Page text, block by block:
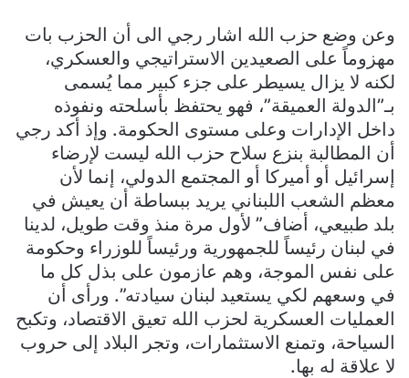
وعن وضع حزب الله اشار رجي الى أن الحزب بات
مهزوماً على الصعيدين الاستراتيجي والعسكري،
لكنه لا يزال يسيطر على جزء كبير مما يُسمى
بـ”الدولة العميقة”، فهو يحتفظ بأسلحته ونفوذه
داخل الإدارات وعلى مستوى الحكومة. وإذ أكد رجي
أن المطالبة بنزع سلاح حزب الله ليست لإرضاء
إسرائيل أو أميركا أو المجتمع الدولي، إنما لأن
معظم الشعب اللبناني يريد ببساطة أن يعيش في
بلد طبيعي، أضاف” لأول مرة منذ وقت طويل، لدينا
في لبنان رئيساً للجمهورية ورئيساً للوزراء وحكومة
على نفس الموجة، وهم عازمون على بذل كل ما
في وسعهم لكي يستعيد لبنان سيادته”. ورأى أن
العمليات العسكرية لحزب الله تعيق الاقتصاد، وتكبح
السياحة، وتمنع الاستثمارات، وتجر البلاد إلى حروب
لا علاقة له بها.